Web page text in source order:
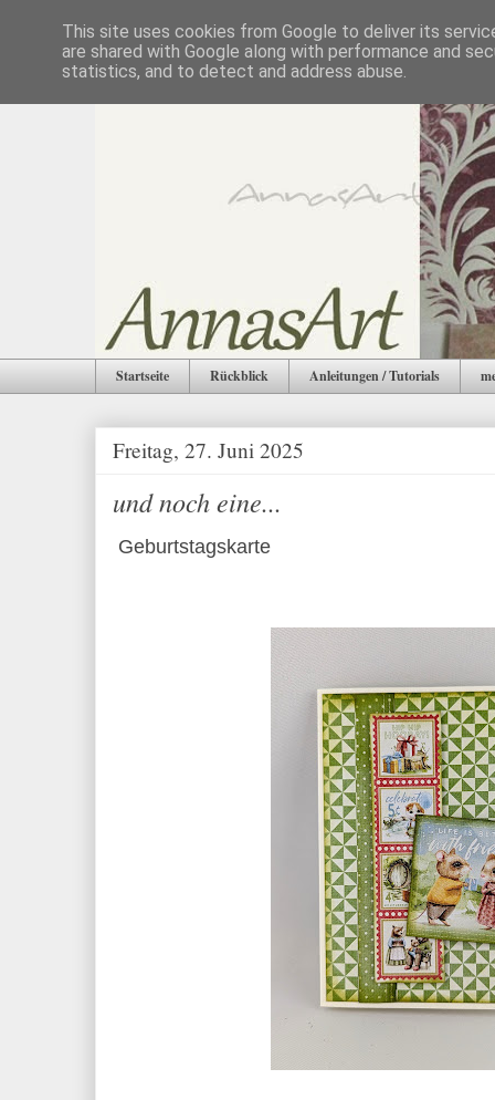
Startseite Rückblick Anleitungen / Tutorials
Freitag, 27. Juni 2025
und noch eine...
Geburtstagskarte
This site uses cookies from Google to deliver its
are shared with Google along with performance and
statistics, and to detect and address abuse.